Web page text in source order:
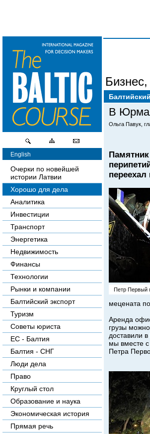
Бизнес,
В
Ольга Павук,
Петр Первый
мецената
Аренда
грузы
доставили
мы вместе
Петра
English
Очерки по новейшей
истории Латвии
Хорошо для дела
Аналитика
Инвестиции
Транспорт
Энергетика
Недвижимость
Финансы
Технологии
Рынки и компании
Балтийский экспорт
Туризм
Советы юриста
ЕС - Балтия
Балтия - СНГ
Люди дела
Право
Круглый стол
Образование и наука
Экономическая история
Прямая речь